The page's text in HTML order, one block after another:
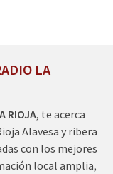
LA
RIOJA, te acerca
Alavesa y ribera
con los mejores
local amplia,